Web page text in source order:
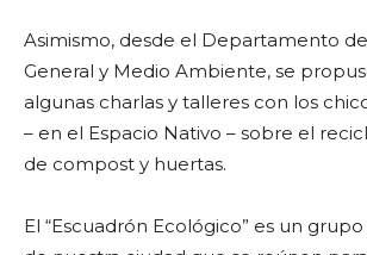
Asimismo, desde el Departamento
General y Medio Ambiente, se
algunas charlas y talleres con los
– en el Espacio Nativo – sobre el
de compost y huertas.
El “Escuadrón Ecológico” es un